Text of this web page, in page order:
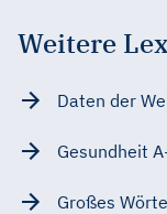
Weitere
Daten der
Gesundheit
Großes